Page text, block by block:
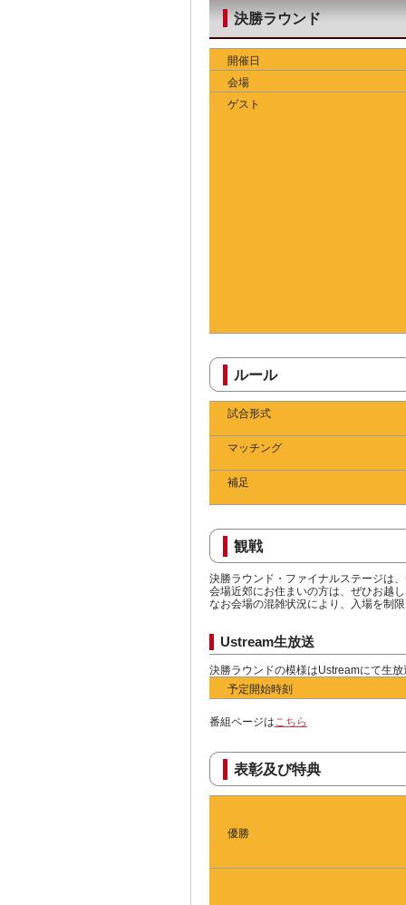
決勝ラウンド
開催日
会場
ゲスト
ルール
試合形式
マッチング
補足
観戦
決勝ラウンド・ファイナルステージは
会場近郊にお住まいの方は、ぜひお越
なお会場の混雑状況により、入場を制
Ustream生放送
決勝ラウンドの模様はUstreamにて生
予定開始時刻
番組ページはこちら
表彰及び特典
優勝